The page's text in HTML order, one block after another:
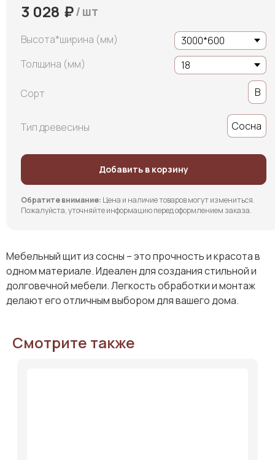
3 028 ₽/шт
Высота*ширина (мм)
Толщина (мм)
Сорт B
Тип древесины Сосна
Добавить в корзину
Обратите внимание: Цена и наличие товаров могут измениться.
Пожалуйста, уточняйте информацию перед оформлением заказа.
Мебельный щит из сосны – это прочность и красота в
одном материале. Идеален для создания стильной и
долговечной мебели. Легкость обработки и монтаж
делают его отличным выбором для вашего дома.
Смотрите также